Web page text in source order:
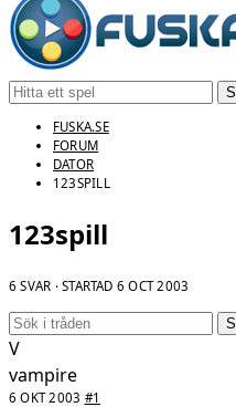
FUSKA.SE
FORUM
DATOR
123SPILL
123spill
6 SVAR · STARTAD 6 OCT 2003
V
vampire
6 OKT 2003 #1